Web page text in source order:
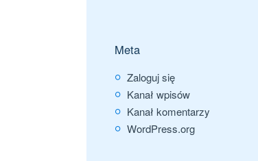
Meta
Zaloguj się
Kanał wpisów
Kanał komentarzy
WordPress.org